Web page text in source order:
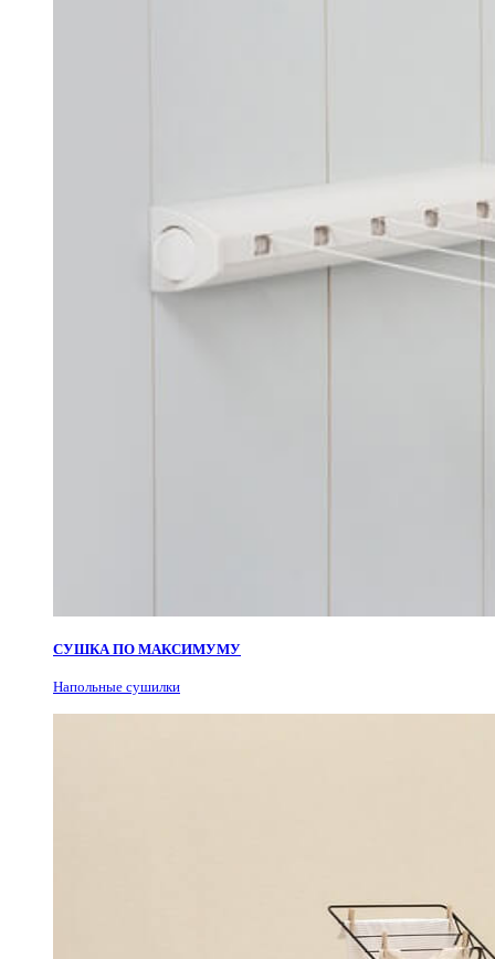
СУШКА ПО МАКСИМУМУ
Напольные сушилки